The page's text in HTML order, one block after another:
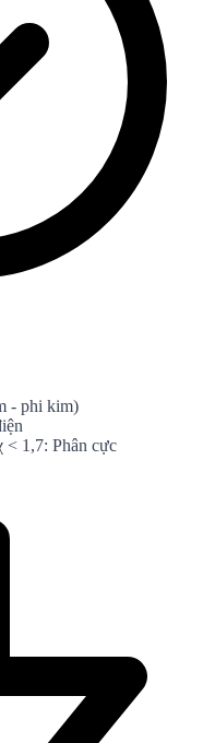
- phi kim)
< 1,7: Phân cực